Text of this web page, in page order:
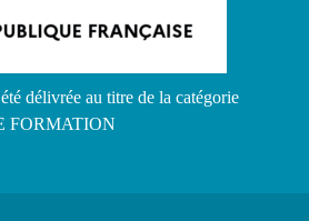
délivrée au titre de la catégorie
FORMATION